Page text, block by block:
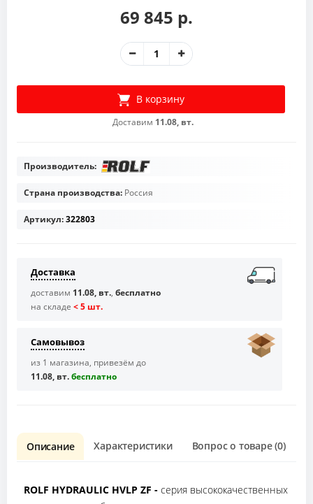
69 845 р.
В корзину
Доставим 11.08, вт.
Производитель:
Страна производства: Россия
Артикул:322803
Доставка
доставим 11.08, вт., бесплатно
на складе < 5 шт.
Самовывоз
из 1 магазина, привезём до
11.08, вт.бесплaтно
Описание Характеристики Вопрос о товаре (0)
ROLF HYDRAULIC HVLP ZF - серия высококачественных